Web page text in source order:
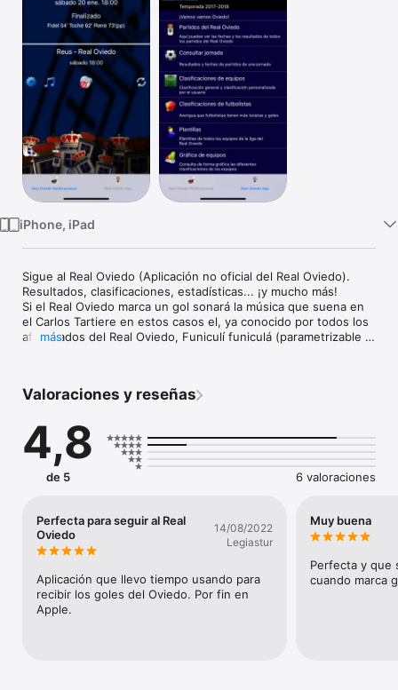
iPhone, iPad
Sigue al Real Oviedo (Aplicación no oficial del Real Oviedo).
Resultados, clasificaciones, estadísticas... ¡y mucho más!
Si el Real Oviedo marca un gol sonará la música que suena en
el Carlos Tartiere en estos casos el, ya conocido por todos los
aficionados del Real Oviedo, Funiculí funiculá (parametrizable
más
Valoraciones y reseñas
4,8
de 5 6 valoraciones
Perfecta para seguir al Real
Oviedo
14/08/2022
Legiastur
Aplicación que llevo tiempo usando para
recibir los goles del Oviedo. Por fin en
Apple.
Muy buena
Perfecta y que
cuando marca